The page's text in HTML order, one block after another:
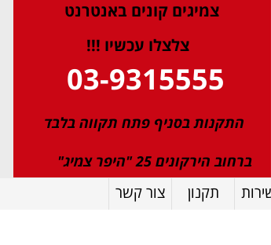
צמיגים קונים באנטרנט
צלצלו עכשיו !!!
03-9315555
התקנות בסניף פתח תקווה בלבד
ברחוב הירקונים 25 "היפר צמיג"
תקנון צור קשר